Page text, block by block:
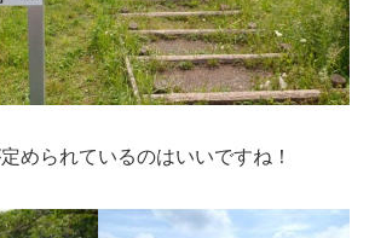
められているのはいいですね！